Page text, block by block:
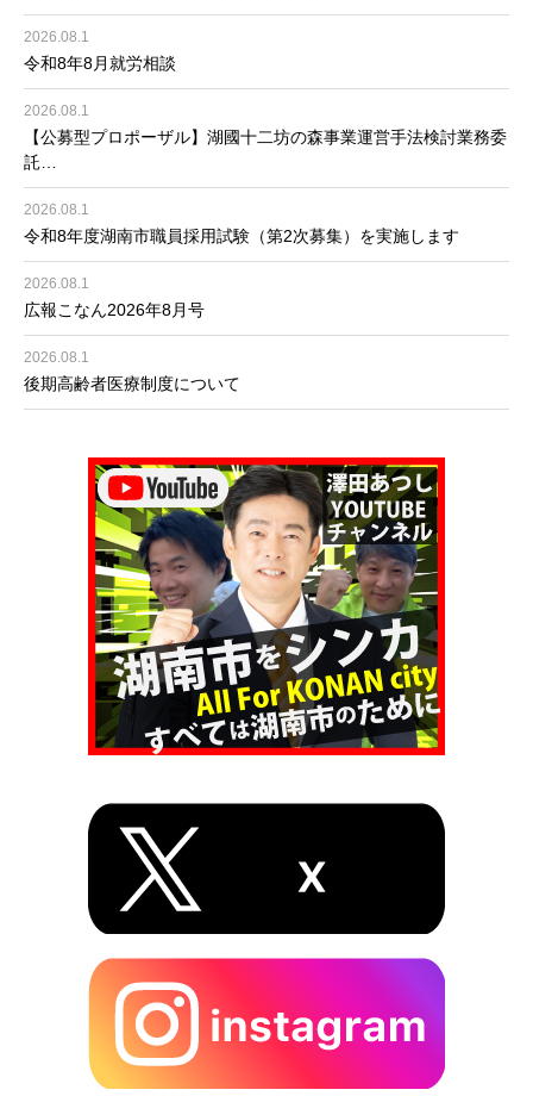
2026.08.1
令和8年8月就労相談
2026.08.1
【公募型プロポーザル】湖國十二坊の森事業運営手法検討業務委
託…
2026.08.1
令和8年度湖南市職員採用試験（第2次募集）を実施します
2026.08.1
広報こなん2026年8月号
2026.08.1
後期高齢者医療制度について